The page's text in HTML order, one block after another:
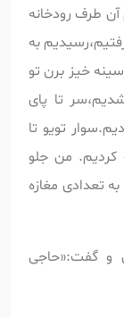
آن طرف رودخانه
به
خیز برن تو
تا پای
تویو تا
من جلو
تعدادی مغازه
و گفت:«حاجی